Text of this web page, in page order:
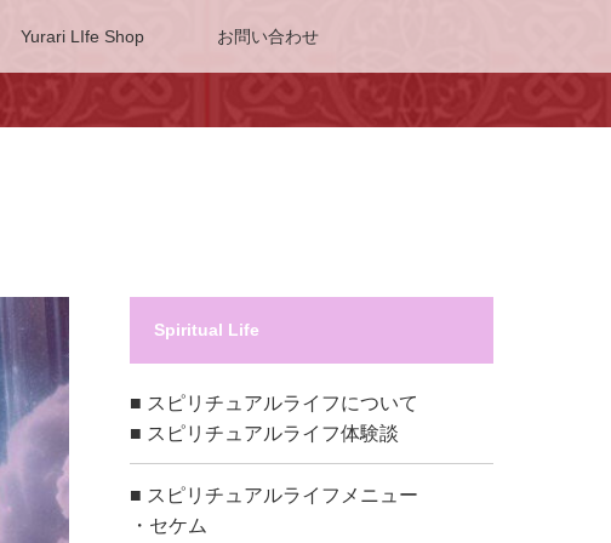
Yurari LIfe Shop お問い合わせ
Spiritual Life
■ スピリチュアルライフについて
■ スピリチュアルライフ体験談
■ スピリチュアルライフメニュー
・ セケム